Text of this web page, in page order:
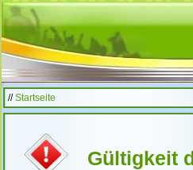
//Startseite
Gültigkeit